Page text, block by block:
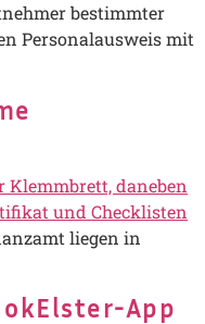
bestimmter
Personalausweis mit
liegen in
App